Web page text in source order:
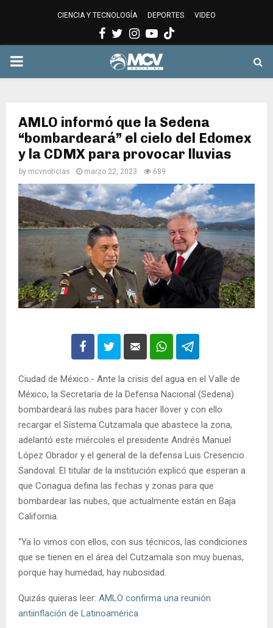
CIENCIA Y TECNOLOGÍA DEPORTES VIDEO
Facebook
Twitter
Instagram
Youtube
PRIMARY
AMLO informó que la Sedena
“bombardeará” el cielo del Edomex
y la CDMX para provocar lluvias
by mcvnoticias marzo 22, 2023 689
Ciudad de México.- Ante la crisis del agua en el Valle de
México, la Secretaría de la Defensa Nacional (Sedena)
bombardeará las nubes para hacer llover y con ello
recargar el Sistema Cutzamala que abastece la zona,
adelantó este miércoles el presidente Andrés Manuel
López Obrador y el general de la defensa Luis Cresencio
Sandoval. El titular de la institución explicó que esperan a
que Conagua defina las fechas y zonas para que
bombardear las nubes, que actualmente están en Baja
California.
“Ya lo vimos con ellos, con sus técnicos, las condiciones
que se tienen en el área del Cutzamala son muy buenas,
porque hay humedad, hay nubosidad.
Quizás quieras leer: AMLO confirma una reunión
antiinflación de Latinoamérica